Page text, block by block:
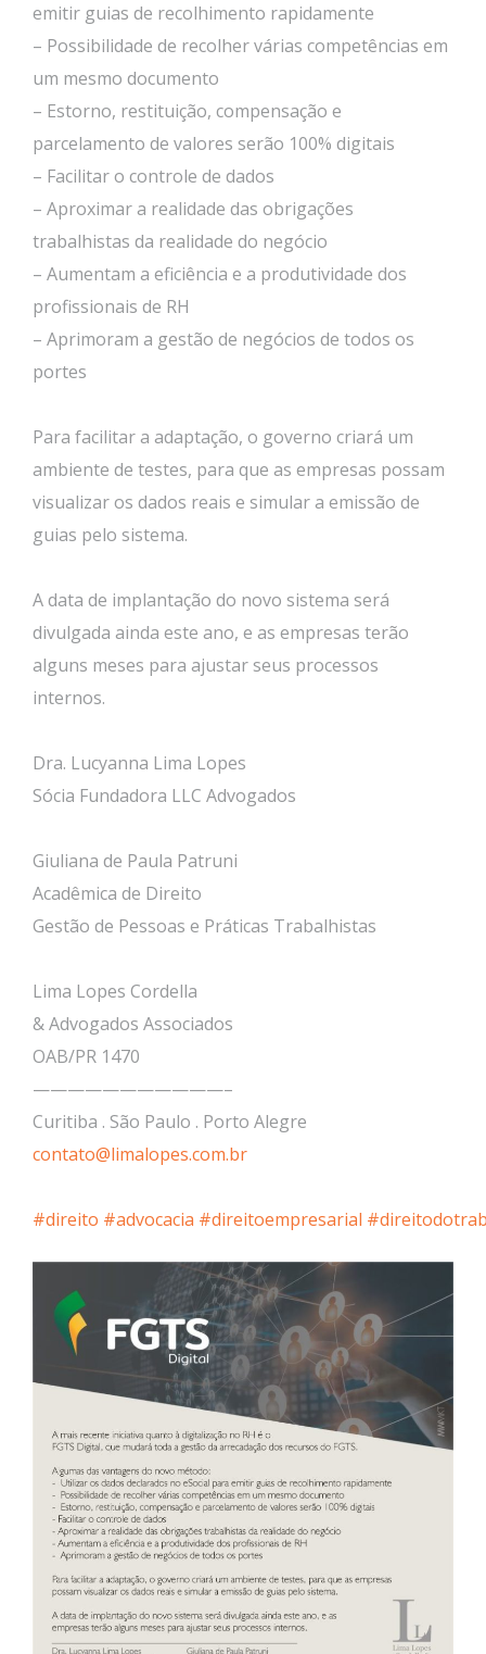
emitir guias de recolhimento rapidamente
– Possibilidade de recolher várias competências em
um mesmo documento
– Estorno, restituição, compensação e
parcelamento de valores serão 100% digitais
– Facilitar o controle de dados
– Aproximar a realidade das obrigações
trabalhistas da realidade do negócio
– Aumentam a eficiência e a produtividade dos
profissionais de RH
– Aprimoram a gestão de negócios de todos os
portes
Para facilitar a adaptação, o governo criará um
ambiente de testes, para que as empresas possam
visualizar os dados reais e simular a emissão de
guias pelo sistema.
A data de implantação do novo sistema será
divulgada ainda este ano, e as empresas terão
alguns meses para ajustar seus processos
internos.
Dra. Lucyanna Lima Lopes
Sócia Fundadora LLC Advogados
Giuliana de Paula Patruni
Acadêmica de Direito
Gestão de Pessoas e Práticas Trabalhistas
Lima Lopes Cordella
& Advogados Associados
OAB/PR 1470
———————————–
Curitiba . São Paulo . Porto Alegre
contato@limalopes.com.br
#direito #advocacia #direitoempresarial